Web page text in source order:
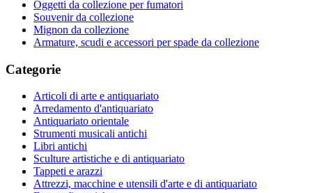
Oggetti da collezione per fumatori
Souvenir da collezione
Mignon da collezione
Armature, scudi e accessori per spade da collezione
Categorie
Articoli di arte e antiquariato
Arredamento d'antiquariato
Antiquariato orientale
Strumenti musicali antichi
Libri antichi
Sculture artistiche e di antiquariato
Tappeti e arazzi
Attrezzi, macchine e utensili d'arte e di antiquariato